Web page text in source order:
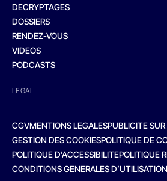
DECRYPTAGES
DOSSIERS
RENDEZ-VOUS
VIDEOS
PODCASTS
LEGAL
CGVMENTIONS LEGALESPUBLICITE
GESTION DES COOKIESPOLITIQUE DE
POLITIQUE D’ACCESSIBILITEPOLITIQUE
CONDITIONS GENERALES D’UTILISATION